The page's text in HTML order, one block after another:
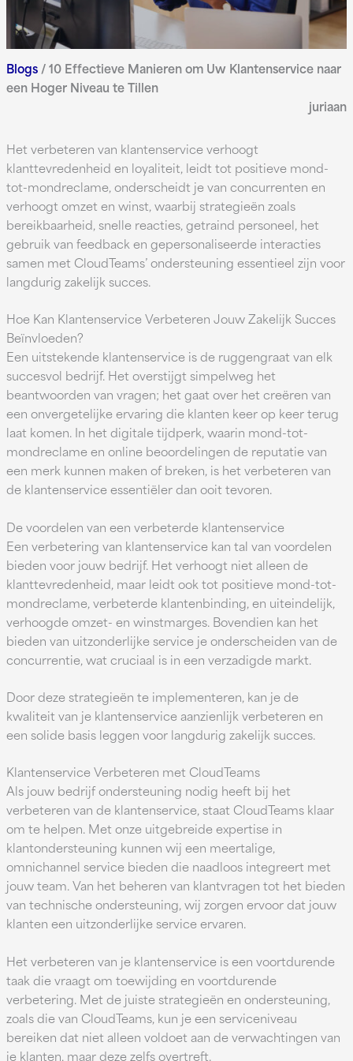
Blogs/ 10 Effectieve Manieren om Uw Klantenservice naar
een Hoger Niveau te Tillen
juriaan
Het verbeteren van klantenservice verhoogt
klanttevredenheid en loyaliteit, leidt tot positieve mond-
tot-mondreclame, onderscheidt je van concurrenten en
verhoogt omzet en winst, waarbij strategieën zoals
bereikbaarheid, snelle reacties, getraind personeel, het
gebruik van feedback en gepersonaliseerde interacties
samen met CloudTeams’ ondersteuning essentieel zijn voor
langdurig zakelijk succes.
Hoe Kan Klantenservice Verbeteren Jouw Zakelijk Succes
Beïnvloeden?
Een uitstekende klantenservice is de ruggengraat van elk
succesvol bedrijf. Het overstijgt simpelweg het
beantwoorden van vragen; het gaat over het creëren van
een onvergetelijke ervaring die klanten keer op keer terug
laat komen. In het digitale tijdperk, waarin mond-tot-
mondreclame en online beoordelingen de reputatie van
een merk kunnen maken of breken, is het verbeteren van
de klantenservice essentiëler dan ooit tevoren.
De voordelen van een verbeterde klantenservice
Een verbetering van klantenservice kan tal van voordelen
bieden voor jouw bedrijf. Het verhoogt niet alleen de
klanttevredenheid, maar leidt ook tot positieve mond-tot-
mondreclame, verbeterde klantenbinding, en uiteindelijk,
verhoogde omzet- en winstmarges. Bovendien kan het
bieden van uitzonderlijke service je onderscheiden van de
concurrentie, wat cruciaal is in een verzadigde markt.
Door deze strategieën te implementeren, kan je de
kwaliteit van je klantenservice aanzienlijk verbeteren en
een solide basis leggen voor langdurig zakelijk succes.
Klantenservice Verbeteren met CloudTeams
Als jouw bedrijf ondersteuning nodig heeft bij het
verbeteren van de klantenservice, staat CloudTeams klaar
om te helpen. Met onze uitgebreide expertise in
klantondersteuning kunnen wij een meertalige,
omnichannel service bieden die naadloos integreert met
jouw team. Van het beheren van klantvragen tot het bieden
van technische ondersteuning, wij zorgen ervoor dat jouw
klanten een uitzonderlijke service ervaren.
Het verbeteren van je klantenservice is een voortdurende
taak die vraagt om toewijding en voortdurende
verbetering. Met de juiste strategieën en ondersteuning,
zoals die van CloudTeams, kun je een serviceniveau
bereiken dat niet alleen voldoet aan de verwachtingen van
je klanten, maar deze zelfs overtreft.